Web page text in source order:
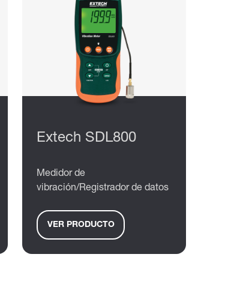
Extech SDL800
Medidor de
vibración/Registrador de datos
VER PRODUCTO